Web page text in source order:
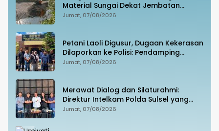
Material Sungai Dekat Jembatan
Penghubung Luwu Utara–Luwu Timur
Jumat, 07/08/2026
Petani Laoli Digusur, Dugaan Kekerasan
Dilaporkan ke Polisi: Pendamping
Hukum hingga Penyandang Disabilitas
Jumat, 07/08/2026
Merawat Dialog dan Silaturahmi:
Direktur Intelkam Polda Sulsel yang
Baru Temui Pengurus PBHI
Jumat, 07/08/2026